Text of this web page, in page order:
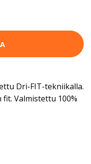
Dri-FIT-tekniikalla.
Valmistettu 100%